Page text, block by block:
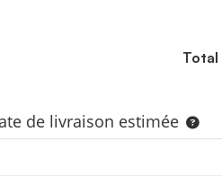
Total
de livraison estimée